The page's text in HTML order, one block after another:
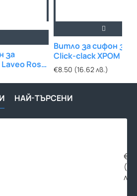
за
Rose
Витло за сифон за
Click-clack ХРОМ
€8.50 (16.62 лв.)
НАЙ-ТЪРСЕНИ
за
с
лв.)